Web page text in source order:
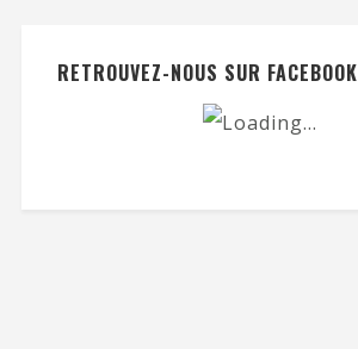
RETROUVEZ-NOUS SUR FACEBOOK